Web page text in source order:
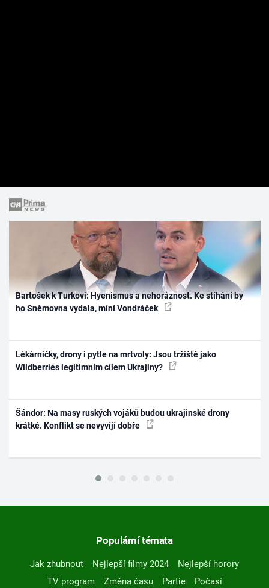
Bartošek k Turkovi: Hyenismus a nehoráznost. Ke stíhání by
ho Sněmovna vydala, míní Vondráček
Lékárničky, drony i pytle na mrtvoly: Jsou tržiště jako
Wildberries legitimním cílem Ukrajiny?
Šándor: Na masy ruských vojáků budou ukrajinské drony
krátké. Konflikt se nevyvíjí dobře
Populární témata
Jak zhubnout Nejlepší filmy 2024
Nejlepší horory
TV program
Změna času Partie
Počasí